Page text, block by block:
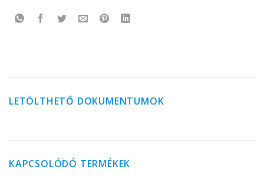
LETÖLTHETŐ DOKUMENTUMOK
KAPCSOLÓDÓ TERMÉKEK